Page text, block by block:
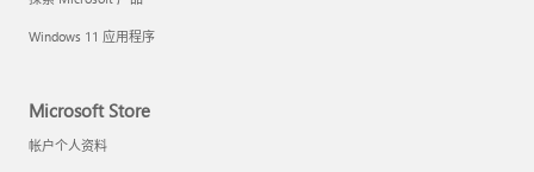
Windows 11 应用程序
Microsoft Store
帐户个人资料